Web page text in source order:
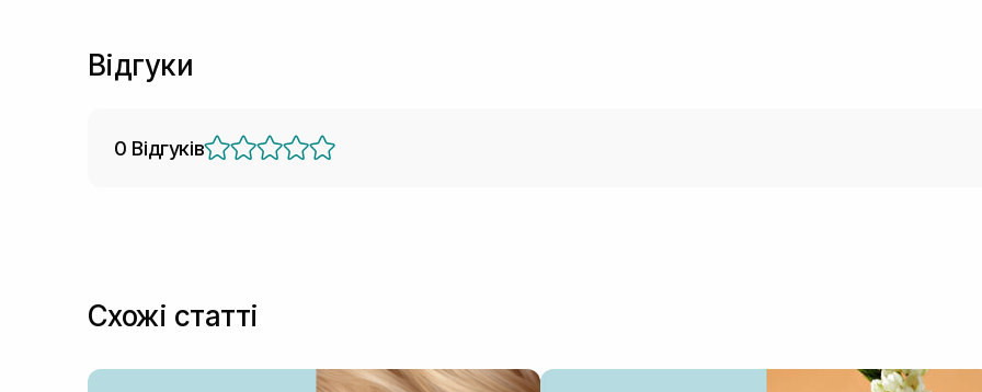
Відгуки
0 Відгуків
Схожі статті